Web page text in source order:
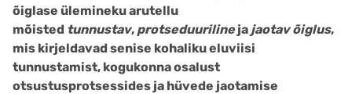
õiglase ülemineku arutellu
mõisted tunnustav, protseduurilineja jaotav õiglus,
mis kirjeldavad senise kohaliku eluviisi
tunnustamist, kogukonna osalust
otsustusprotsessides ja hüvede jaotamise